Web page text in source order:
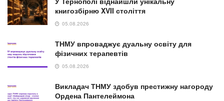
книгозбірню XVII століття
05.08.2026
ТНМУ впроваджує дуальну освіту для
фізичних терапевтів
05.08.2026
Викладач ТНМУ здобув престижну нагороду
Ордена Пантелеймона